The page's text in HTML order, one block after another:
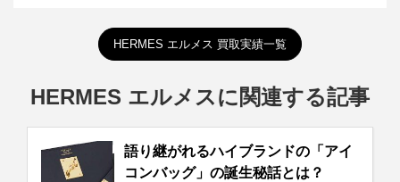
HERMES エルメス 買取実績一覧
HERMES エルメスに関連する記事
語り継がれるハイブランドの「アイ
コンバッグ」の誕生秘話とは？